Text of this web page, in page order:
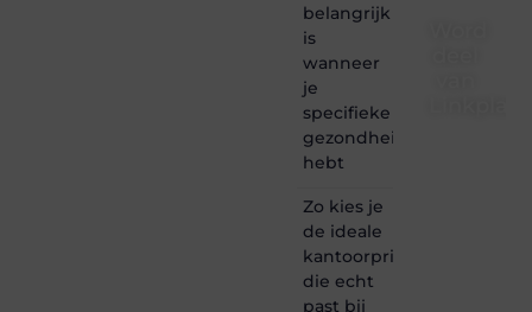
belangrijk
is
wanneer
je
specifieke
gezondheidsdoelen
hebt
Zo kies je
de ideale
kantoorprinter
die echt
past bij